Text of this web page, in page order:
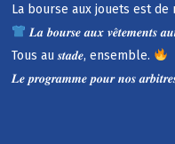
La bourse aux jouets est de
𝑳𝒂 𝒃𝒐𝒖𝒓𝒔𝒆 𝒂𝒖𝒙 𝒗𝒆̂𝒕𝒆𝒎𝒆𝒏𝒕𝒔
Tous au 𝒔𝒕𝒂𝒅𝒆, ensemble.
𝑳𝒆 𝒑𝒓𝒐𝒈𝒓𝒂𝒎𝒎𝒆 𝒑𝒐𝒖𝒓 𝒏𝒐𝒔